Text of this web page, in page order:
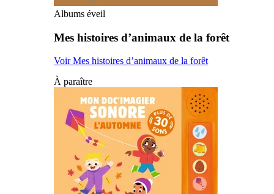
Albums éveil
Mes histoires d’animaux de la forêt
Voir Mes histoires d’animaux de la forêt
À paraître